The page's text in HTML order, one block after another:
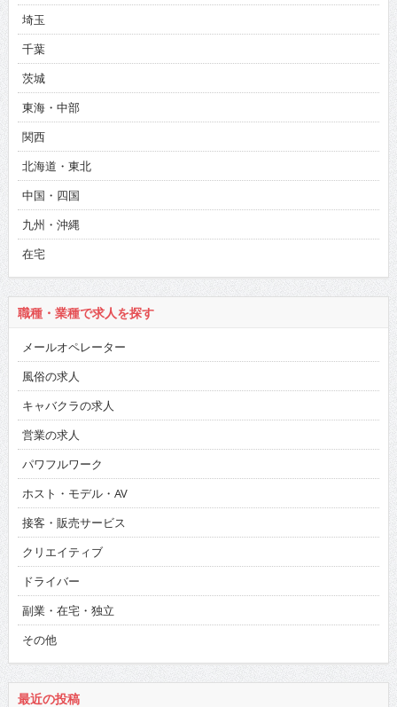
埼玉
千葉
茨城
東海・中部
関西
北海道・東北
中国・四国
九州・沖縄
在宅
職種・業種で求人を探す
メールオペレーター
風俗の求人
キャバクラの求人
営業の求人
パワフルワーク
ホスト・モデル・AV
接客・販売サービス
クリエイティブ
ドライバー
副業・在宅・独立
その他
最近の投稿